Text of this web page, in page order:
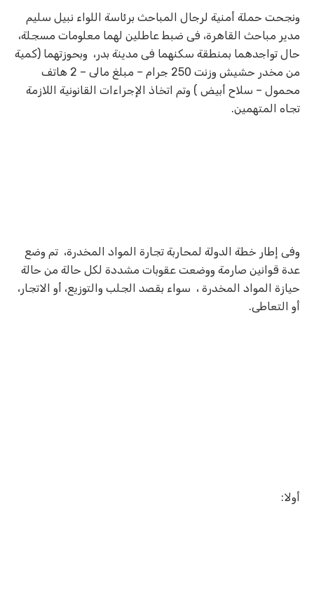
ونجحت حملة أمنية لرجال المباحث برئاسة اللواء نبيل سليم
مدير مباحث القاهرة، فى ضبط عاطلين لهما معلومات مسجلة،
حال تواجدهما بمنطقة سكنهما فى مدينة بدر، وبحوزتهما (كمية
من مخدر حشيش وزنت 250 جرام – مبلغ مالى – 2 هاتف
محمول – سلاح أبيض ) وتم اتخاذ الإجراءات القانونية اللازمة
تجاه المتهمين.
وفى إطار خطة الدولة لمحاربة تجارة المواد المخدرة، تم وضع
عدة قوانين صارمة ووضعت عقوبات مشددة لكل حالة من حالة
حيازة المواد المخدرة ، سواء بقصد الجلب والتوزيع، أو الاتجار،
أو التعاطى.
أولا: